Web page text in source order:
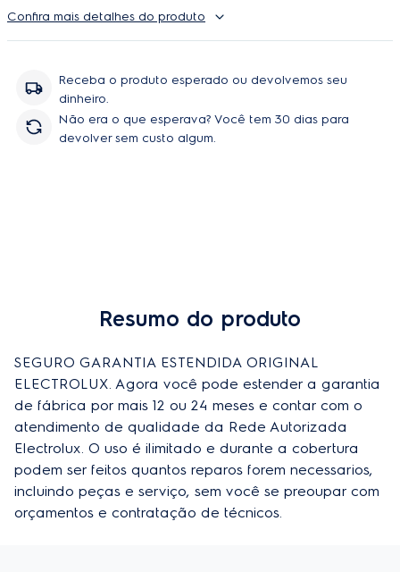
podem ser feitos quantos reparos forem necessarios, incluindo
peças e serviço, sem você se preoupar com orçamentos e
Confira mais detalhes do produto
Receba o produto esperado ou devolvemos seu
dinheiro.
Não era o que esperava? Você tem 30 dias para
devolver sem custo algum.
Comprar
Resumo do produto
SEGURO GARANTIA ESTENDIDA ORIGINAL
ELECTROLUX. Agora você pode estender a garantia
de fábrica por mais 12 ou 24 meses e contar com o
atendimento de qualidade da Rede Autorizada
Electrolux. O uso é ilimitado e durante a cobertura
podem ser feitos quantos reparos forem necessarios,
incluindo peças e serviço, sem você se preoupar com
orçamentos e contratação de técnicos.